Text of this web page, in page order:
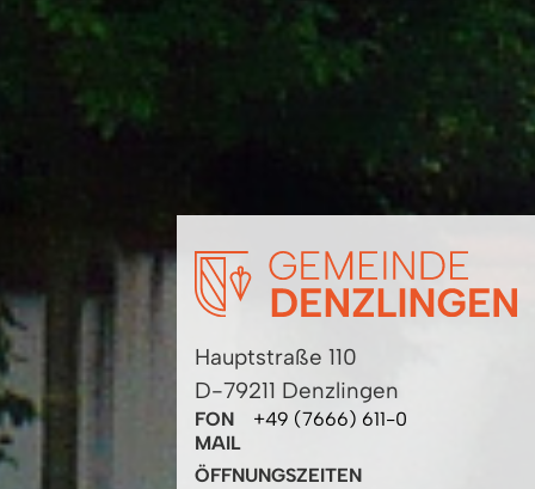
Hauptstraße 110
D-79211 Denzlingen
FON
+49 (7666) 611-0
MAIL
ÖFFNUNGSZEITEN